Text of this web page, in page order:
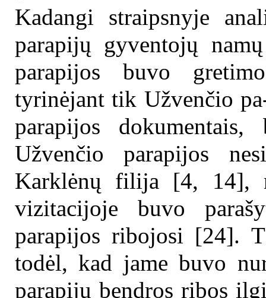
Kadangi straipsnyje
parapijų gyventojų
parapijos buvo
tyrinėjant tik Užvenčio
parapijos
Užvenčio parapijos
Karklėnų filija [4, 14],
vizitacijoje buvo
parapijos ribojosi [24].
todėl, kad jame buvo
parapijų bendros ribos